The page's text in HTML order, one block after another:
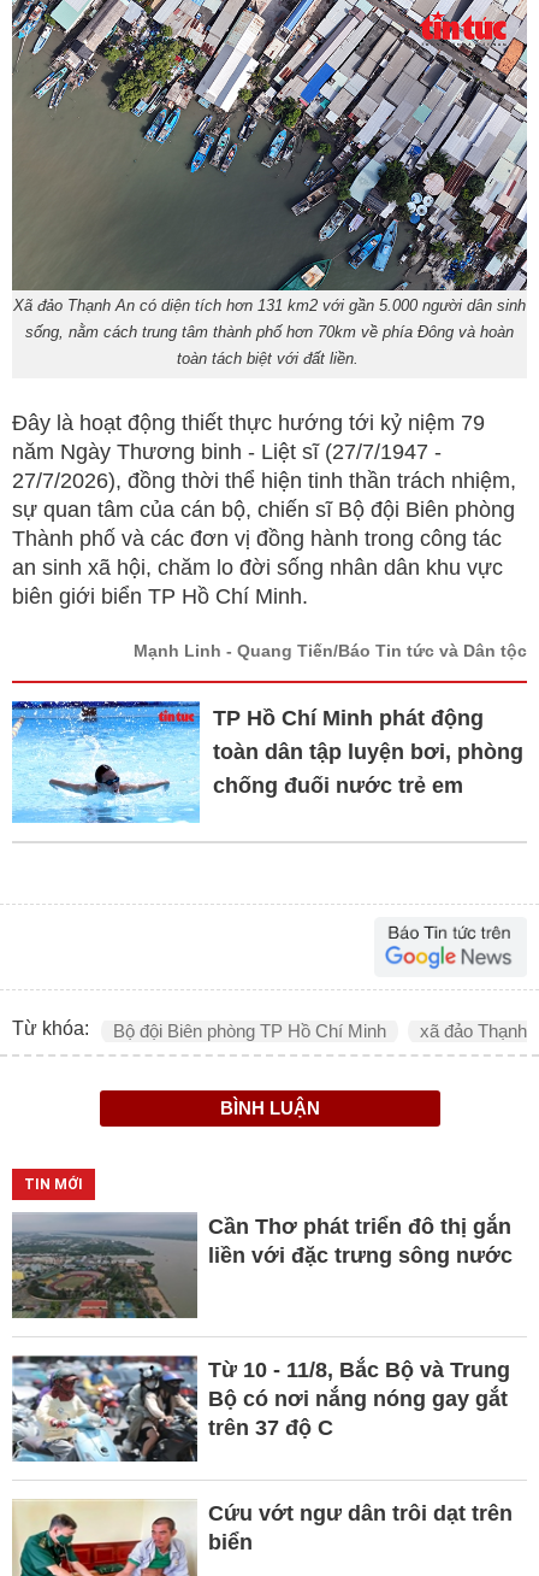
Xã đảo Thạnh An có diện tích hơn 131 km2 với gần 5.000 người dân sinh
sống, nằm cách trung tâm thành phố hơn 70km về phía Đông và hoàn
toàn tách biệt với đất liền.
Đây là hoạt động thiết thực hướng tới kỷ niệm 79
năm Ngày Thương binh - Liệt sĩ (27/7/1947 -
27/7/2026), đồng thời thể hiện tinh thần trách nhiệm,
sự quan tâm của cán bộ, chiến sĩ Bộ đội Biên phòng
Thành phố và các đơn vị đồng hành trong công tác
an sinh xã hội, chăm lo đời sống nhân dân khu vực
biên giới biển TP Hồ Chí Minh.
Mạnh Linh - Quang Tiến/Báo Tin tức và Dân tộc
TP Hồ Chí Minh phát động
toàn dân tập luyện bơi, phòng
chống đuối nước trẻ em
Từ khóa: Bộ đội Biên phòng TP Hồ Chí Minh xã đảo Thạnh
BÌNH LUẬN
TIN MỚI
Cần Thơ phát triển đô thị gắn
liền với đặc trưng sông nước
Từ 10 - 11/8, Bắc Bộ và Trung
Bộ có nơi nắng nóng gay gắt
trên 37 độ C
Cứu vớt ngư dân trôi dạt trên
biển